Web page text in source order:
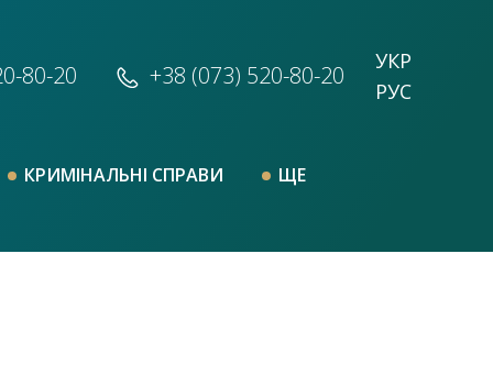
80-20 +38 (073) 520-80-20
РУС
УКР
КРИМІНАЛЬНІ СПРАВИ ЩЕ